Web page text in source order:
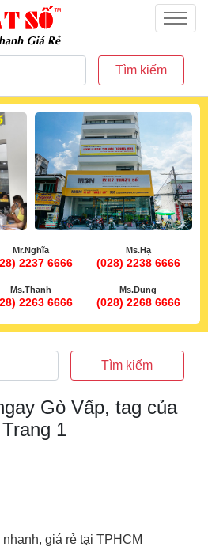
Menu
Tìm kiếm
Mr.Nghĩa
2237 6666
Ms.Hạ
(028) 2238 6666
Ms.Thanh
2263 6666
Ms.Dung
(028) 2268 6666
Tìm kiếm
Gò Vấp, tag của
1
nhanh, giá rẻ tại TPHCM